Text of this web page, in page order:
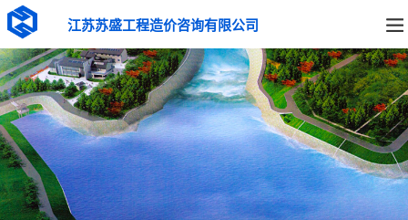
江苏苏盛工程造价咨询有限公司